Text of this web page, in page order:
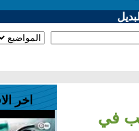
في
اخر